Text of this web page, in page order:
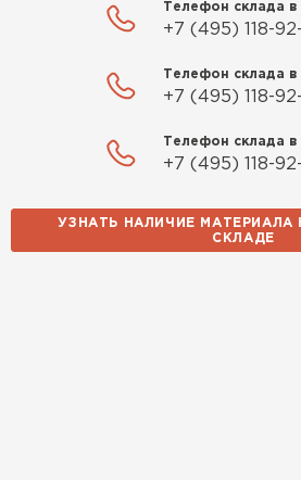
Телефон склада в
+7 (495) 118-
Телефон склада
+7 (495) 118-
Телефон склада в
+7 (495) 118-
УЗНАТЬ НАЛИЧИЕ
СКЛАДЕ